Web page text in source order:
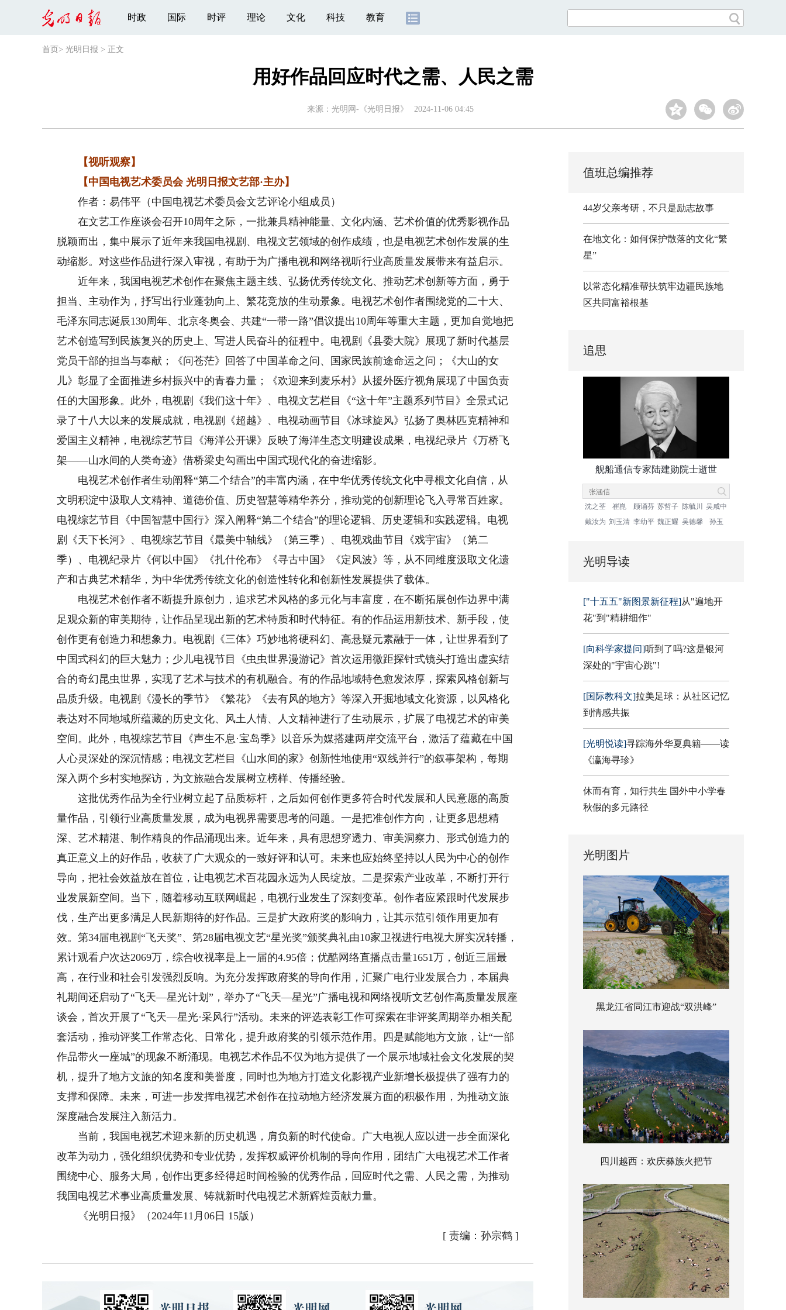
时政 国际 时评 理论 文化 科技 教育
首页 > 光明日报 > 正文
用好作品回应时代之需、人民之需
来源： 光明网-《光明日报》 2024-11-06 04:45
【视听观察】
【中国电视艺术委员会 光明日报文艺部·主办】
作者：易伟平（中国电视艺术委员会文艺评论小组成员）
在文艺工作座谈会召开10周年之际，一批兼具精神能量、文化内涵、艺术价值的优秀影视作品
脱颖而出，集中展示了近年来我国电视剧、电视文艺领域的创作成绩，也是电视艺术创作发展的生
动缩影。对这些作品进行深入审视，有助于为广播电视和网络视听行业高质量发展带来有益启示。
近年来，我国电视艺术创作在聚焦主题主线、弘扬优秀传统文化、推动艺术创新等方面，勇于
担当、主动作为，抒写出行业蓬勃向上、繁花竞放的生动景象。电视艺术创作者围绕党的二十大、
毛泽东同志诞辰130周年、北京冬奥会、共建“一带一路”倡议提出10周年等重大主题，更加自觉地把
艺术创造写到民族复兴的历史上、写进人民奋斗的征程中。电视剧《县委大院》展现了新时代基层
党员干部的担当与奉献；《问苍茫》回答了中国革命之问、国家民族前途命运之问；《大山的女
儿》彰显了全面推进乡村振兴中的青春力量；《欢迎来到麦乐村》从援外医疗视角展现了中国负责
任的大国形象。此外，电视剧《我们这十年》、电视文艺栏目《“这十年”主题系列节目》全景式记
录了十八大以来的发展成就，电视剧《超越》、电视动画节目《冰球旋风》弘扬了奥林匹克精神和
爱国主义精神，电视综艺节目《海洋公开课》反映了海洋生态文明建设成果，电视纪录片《万桥飞
架——山水间的人类奇迹》借桥梁史勾画出中国式现代化的奋进缩影。
电视艺术创作者生动阐释“第二个结合”的丰富内涵，在中华优秀传统文化中寻根文化自信，从
文明积淀中汲取人文精神、道德价值、历史智慧等精华养分，推动党的创新理论飞入寻常百姓家。
电视综艺节目《中国智慧中国行》深入阐释“第二个结合”的理论逻辑、历史逻辑和实践逻辑。电视
剧《天下长河》、电视综艺节目《最美中轴线》（第三季）、电视戏曲节目《戏宇宙》（第二
季）、电视纪录片《何以中国》《扎什伦布》《寻古中国》《定风波》等，从不同维度汲取文化遗
产和古典艺术精华，为中华优秀传统文化的创造性转化和创新性发展提供了载体。
电视艺术创作者不断提升原创力，追求艺术风格的多元化与丰富度，在不断拓展创作边界中满
足观众新的审美期待，让作品呈现出新的艺术特质和时代特征。有的作品运用新技术、新手段，使
创作更有创造力和想象力。电视剧《三体》巧妙地将硬科幻、高悬疑元素融于一体，让世界看到了
中国式科幻的巨大魅力；少儿电视节目《虫虫世界漫游记》首次运用微距探针式镜头打造出虚实结
合的奇幻昆虫世界，实现了艺术与技术的有机融合。有的作品地域特色愈发浓厚，探索风格创新与
品质升级。电视剧《漫长的季节》《繁花》《去有风的地方》等深入开掘地域文化资源，以风格化
表达对不同地域所蕴藏的历史文化、风土人情、人文精神进行了生动展示，扩展了电视艺术的审美
空间。此外，电视综艺节目《声生不息·宝岛季》以音乐为媒搭建两岸交流平台，激活了蕴藏在中国
人心灵深处的深沉情感；电视文艺栏目《山水间的家》创新性地使用“双线并行”的叙事架构，每期
深入两个乡村实地探访，为文旅融合发展树立榜样、传播经验。
这批优秀作品为全行业树立起了品质标杆，之后如何创作更多符合时代发展和人民意愿的高质
量作品，引领行业高质量发展，成为电视界需要思考的问题。一是把准创作方向，让更多思想精
深、艺术精湛、制作精良的作品涌现出来。近年来，具有思想穿透力、审美洞察力、形式创造力的
真正意义上的好作品，收获了广大观众的一致好评和认可。未来也应始终坚持以人民为中心的创作
导向，把社会效益放在首位，让电视艺术百花园永远为人民绽放。二是探索产业改革，不断打开行
业发展新空间。当下，随着移动互联网崛起，电视行业发生了深刻变革。创作者应紧跟时代发展步
伐，生产出更多满足人民新期待的好作品。三是扩大政府奖的影响力，让其示范引领作用更加有
效。第34届电视剧“飞天奖”、第28届电视文艺“星光奖”颁奖典礼由10家卫视进行电视大屏实况转播，
累计观看户次达2069万，综合收视率是上一届的4.95倍；优酷网络直播点击量1651万，创近三届最
高，在行业和社会引发强烈反响。为充分发挥政府奖的导向作用，汇聚广电行业发展合力，本届典
礼期间还启动了“飞天—星光计划”，举办了“飞天—星光”广播电视和网络视听文艺创作高质量发展座
谈会，首次开展了“飞天—星光·采风行”活动。未来的评选表彰工作可探索在非评奖周期举办相关配
套活动，推动评奖工作常态化、日常化，提升政府奖的引领示范作用。四是赋能地方文旅，让“一部
作品带火一座城”的现象不断涌现。电视艺术作品不仅为地方提供了一个展示地域社会文化发展的契
机，提升了地方文旅的知名度和美誉度，同时也为地方打造文化影视产业新增长极提供了强有力的
支撑和保障。未来，可进一步发挥电视艺术创作在拉动地方经济发展方面的积极作用，为推动文旅
深度融合发展注入新活力。
当前，我国电视艺术迎来新的历史机遇，肩负新的时代使命。广大电视人应以进一步全面深化
改革为动力，强化组织优势和专业优势，发挥权威评价机制的导向作用，团结广大电视艺术工作者
围绕中心、服务大局，创作出更多经得起时间检验的优秀作品，回应时代之需、人民之需，为推动
我国电视艺术事业高质量发展、铸就新时代电视艺术新辉煌贡献力量。
《光明日报》（2024年11月06日 15版）
[ 责编：孙宗鹤]
值班总编推荐
44岁父亲考研，不只是励志故事
在地文化：如何保护散落的文化“繁
星”
以常态化精准帮扶筑牢边疆民族地
区共同富裕根基
追思
舰船通信专家陆建勋院士逝世
沈之荃 崔崑 顾诵芬 苏哲子 陈毓川
吴咸中
戴汝为 刘玉清 李幼平 魏正耀 吴德馨 孙玉
光明导读
["十五五"新图景新征程]从"遍地开
花"到"精耕细作"
[向科学家提问]听到了吗?这是银河
深处的"宇宙心跳"!
[国际教科文]拉美足球：从社区记忆
到情感共振
[光明悦读]寻踪海外华夏典籍——读
《瀛海寻珍》
休而有育，知行共生 国外中小学春
秋假的多元路径
光明图片
黑龙江省同江市迎战“双洪峰”
四川越西：欢庆彝族火把节